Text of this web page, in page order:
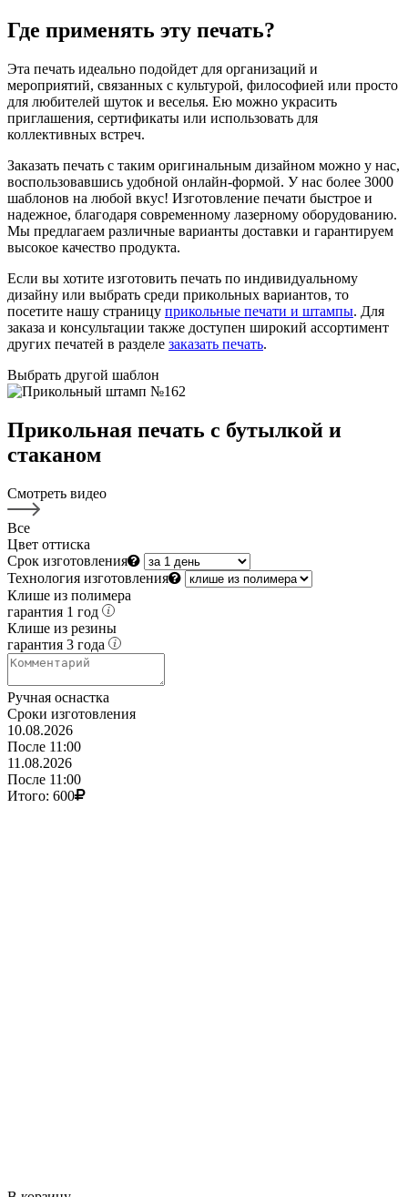
Где применять эту печать?
Эта печать идеально подойдет для организаций и
мероприятий, связанных с культурой, философией или просто
для любителей шуток и веселья. Ею можно украсить
приглашения, сертификаты или использовать для
коллективных встреч.
Заказать печать с таким оригинальным дизайном можно у нас,
воспользовавшись удобной онлайн-формой. У нас более 3000
шаблонов на любой вкус! Изготовление печати быстрое и
надежное, благодаря современному лазерному оборудованию.
Мы предлагаем различные варианты доставки и гарантируем
высокое качество продукта.
Если вы хотите изготовить печать по индивидуальному
дизайну или выбрать среди прикольных вариантов, то
посетите нашу страницу прикольные печати и штампы. Для
заказа и консультации также доступен широкий ассортимент
других печатей в разделе заказать печать.
Выбрать другой шаблон
Прикольная печать с бутылкой и
стаканом
Смотреть видео
Все
Цвет оттиска
Срок изготовления
Технология изготовления
Клише из полимера
гарантия 1 год
Клише из резины
гарантия 3 года
Ручная оснастка
Сроки изготовления
10.08.2026
После 11:00
11.08.2026
После 11:00
Итого: 600